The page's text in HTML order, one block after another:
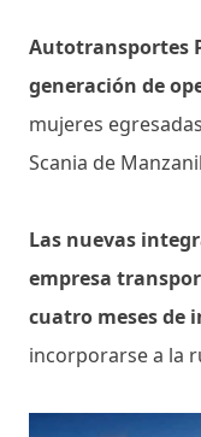
Autotransportes
generación de
mujeres
Scania de
Las nuevas
empresa
cuatro meses de
incorporarse a la